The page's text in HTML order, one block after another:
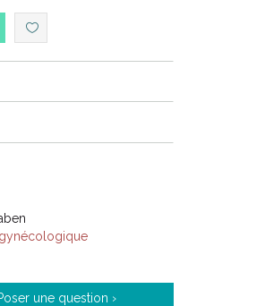
une question ›